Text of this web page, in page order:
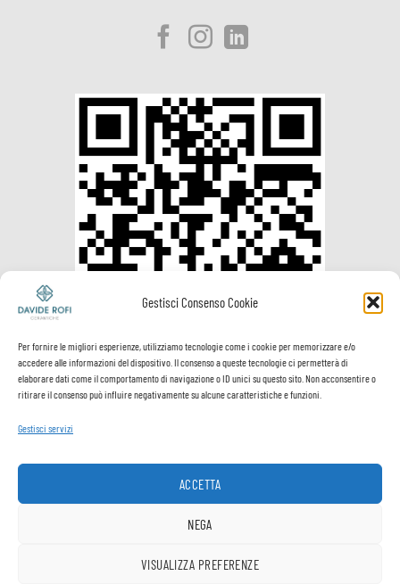
Gestisci Consenso Cookie
Per fornire le migliori esperienze, utilizziamo tecnologie come i cookie per memorizzare e/o
accedere alle informazioni del dispositivo. Il consenso a queste tecnologie ci permetterà di
elaborare dati come il comportamento di navigazione o ID unici su questo sito. Non acconsentire o
ritirare il consenso può influire negativamente su alcune caratteristiche e funzioni.
Gestisci servizi
ACCETTA
NEGA
VISUALIZZA PREFERENZE
Visa PayPal MasterCardPostepay VeriSign Visa
Termini e